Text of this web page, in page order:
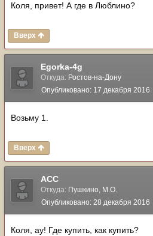
Коля, привет! А где в Люблино?
Вверх
Egorka-4g
Откуда: Ростов-на-Дону
Опубликовано: 17 декабря 2016
Возьму 1.
Вверх
ACC
Откуда: Пушкино, М.О.
Опубликовано: 28 декабря 2016
Коля, ау! Где купить, как купить?